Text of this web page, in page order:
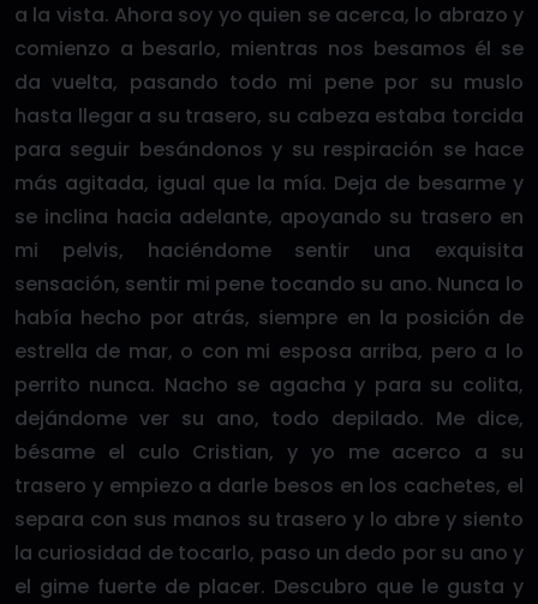
a la vista. Ahora soy yo quien se acerca, lo abrazo y
comienzo a besarlo, mientras nos besamos él se
da vuelta, pasando todo mi pene por su muslo
hasta llegar a su trasero, su cabeza estaba torcida
para seguir besándonos y su respiración se hace
más agitada, igual que la mía. Deja de besarme y
se inclina hacia adelante, apoyando su trasero en
mi pelvis, haciéndome sentir una exquisita
sensación, sentir mi pene tocando su ano. Nunca lo
había hecho por atrás, siempre en la posición de
estrella de mar, o con mi esposa arriba, pero a lo
perrito nunca. Nacho se agacha y para su colita,
dejándome ver su ano, todo depilado. Me dice,
bésame el culo Cristian, y yo me acerco a su
trasero y empiezo a darle besos en los cachetes, el
separa con sus manos su trasero y lo abre y siento
la curiosidad de tocarlo, paso un dedo por su ano y
el gime fuerte de placer. Descubro que le gusta y